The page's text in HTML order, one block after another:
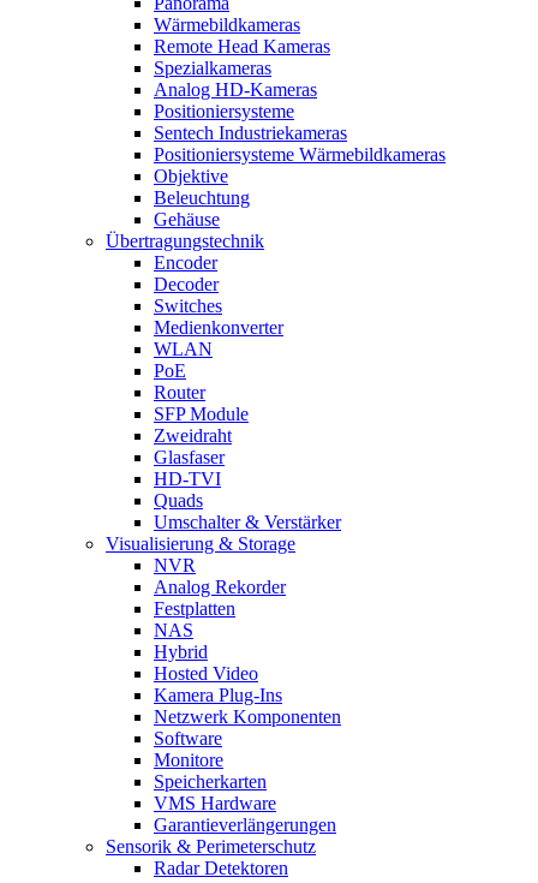
Wärmebildkameras
Remote Head Kameras
Spezialkameras
Analog HD-Kameras
Positioniersysteme
Sentech Industriekameras
Positioniersysteme Wärmebildkameras
Objektive
Beleuchtung
Gehäuse
Übertragungstechnik
Encoder
Decoder
Switches
Medienkonverter
WLAN
PoE
Router
SFP Module
Zweidraht
Glasfaser
HD-TVI
Quads
Umschalter & Verstärker
Visualisierung & Storage
NVR
Analog Rekorder
Festplatten
NAS
Hybrid
Hosted Video
Kamera Plug-Ins
Netzwerk Komponenten
Software
Monitore
Speicherkarten
VMS Hardware
Garantieverlängerungen
Sensorik & Perimeterschutz
Radar Detektoren